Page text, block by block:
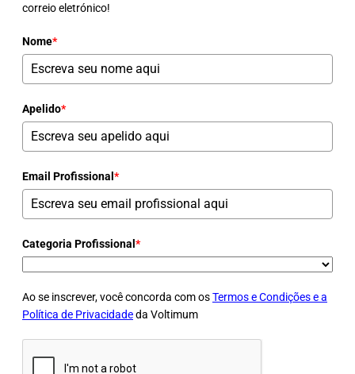
correio eletrónico!
Nome*
Apelido*
Email Profissional *
Categoria Profissional *
Ao se inscrever, você concorda com osTermos e Condições e a
Política de Privacidadeda Voltimum